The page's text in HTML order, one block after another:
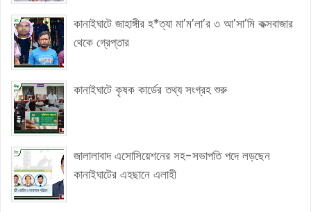
কানাইঘাটে জাহাঙ্গীর হ*ত্যা মা’ম’লা’র ৩ আ’সা’মি কক্সবাজার
থেকে গ্রেপ্তার
কানাইঘাটে কৃষক কার্ডের তথ্য সংগ্রহ শুরু
জালালাবাদ এসোসিয়েশনের সহ-সভাপতি পদে লড়ছেন
কানাইঘাটের এহছানে এলাহী